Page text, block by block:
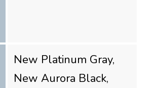
New Platinum Gray,
New Aurora Black,